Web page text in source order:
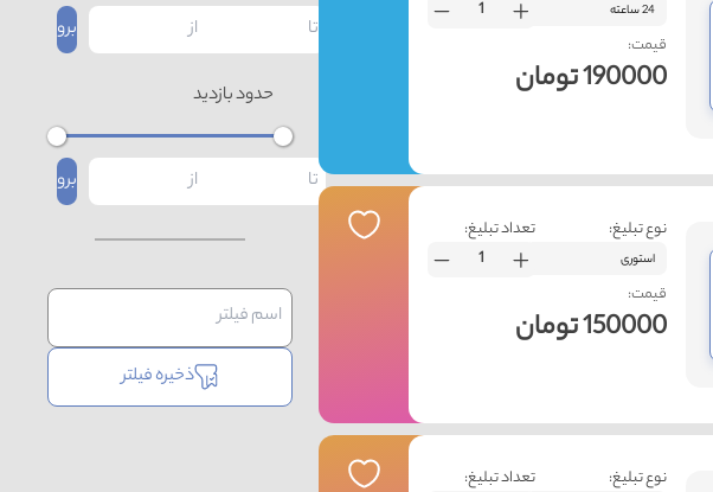
برو
حدود بازدید
برو
ذخیره فیلتر
24 ساعته
قیمت:
190000 تومان
نوع تبلیغ:
استوری
تعداد تبلیغ:
قیمت:
150000 تومان
نوع تبلیغ: تعداد تبلیغ: